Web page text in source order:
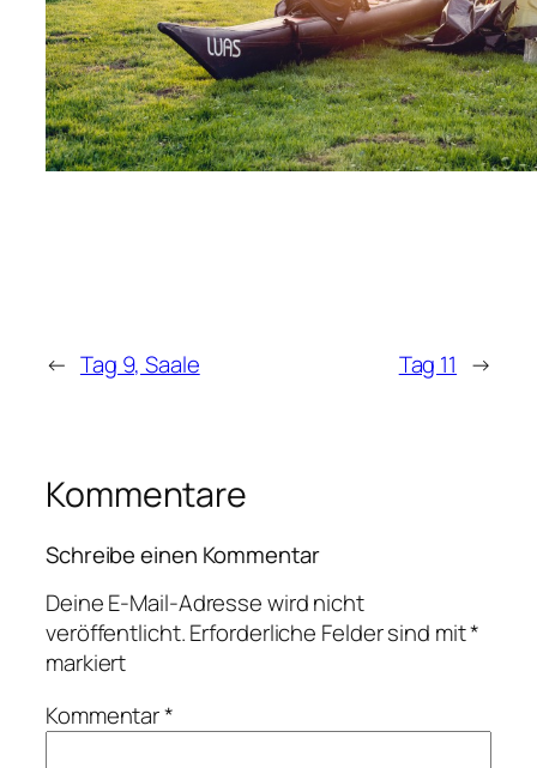
← Tag 9, Saale Tag 11 →
Kommentare
Schreibe einen Kommentar
Deine E-Mail-Adresse wird nicht
veröffentlicht.Erforderliche Felder sind mit*
markiert
Kommentar*